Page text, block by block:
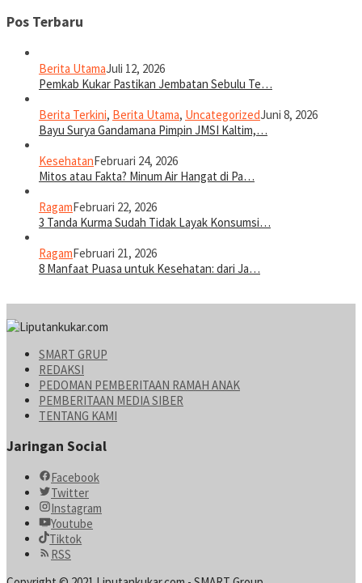
Pos Terbaru
Berita UtamaJuli 12, 2026
Pemkab Kukar Pastikan Jembatan Sebulu Te…
Berita Terkini, Berita Utama, UncategorizedJuni 8, 2026
Bayu Surya Gandamana Pimpin JMSI Kaltim,…
KesehatanFebruari 24, 2026
Mitos atau Fakta? Minum Air Hangat di Pa…
RagamFebruari 22, 2026
3 Tanda Kurma Sudah Tidak Layak Konsumsi…
RagamFebruari 21, 2026
8 Manfaat Puasa untuk Kesehatan: dari Ja…
SMART GRUP
REDAKSI
PEDOMAN PEMBERITAAN RAMAH ANAK
PEMBERITAAN MEDIA SIBER
TENTANG KAMI
Jaringan Social
Facebook
Twitter
Instagram
Youtube
Tiktok
RSS